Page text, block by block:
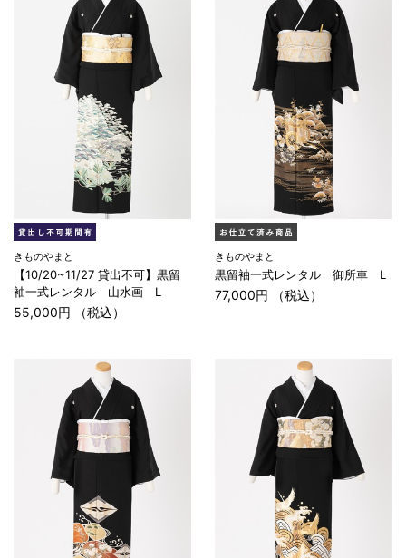
きものやまと
【10/20~11/27 貸出不可】黒留
袖一式レンタル 山水画 L
55,000円 （税込）
きものやまと
黒留袖一式レンタル 御所車 L
77,000円 （税込）